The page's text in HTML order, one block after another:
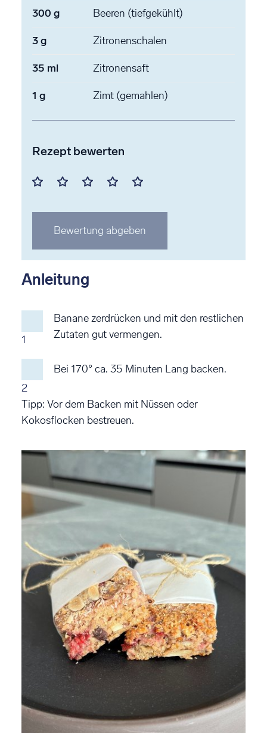
300 g Beeren (tiefgekühlt)
3g Zitronenschalen
35 ml Zitronensaft
1 g Zimt (gemahlen)
Rezept bewerten
Mit
Stern
bewerten
Mit
Stern
bewerten
Mit
Stern
bewerten
Mit
Stern
bewerten
Mit
Stern
bewerten
Bewertung abgeben
Anleitung
1
Banane zerdrücken und mit den restlichen
Zutaten gut vermengen.
2
Bei 170° ca. 35 Minuten Lang backen.
Tipp: Vor dem Backen mit Nüssen oder
Kokosflocken bestreuen.